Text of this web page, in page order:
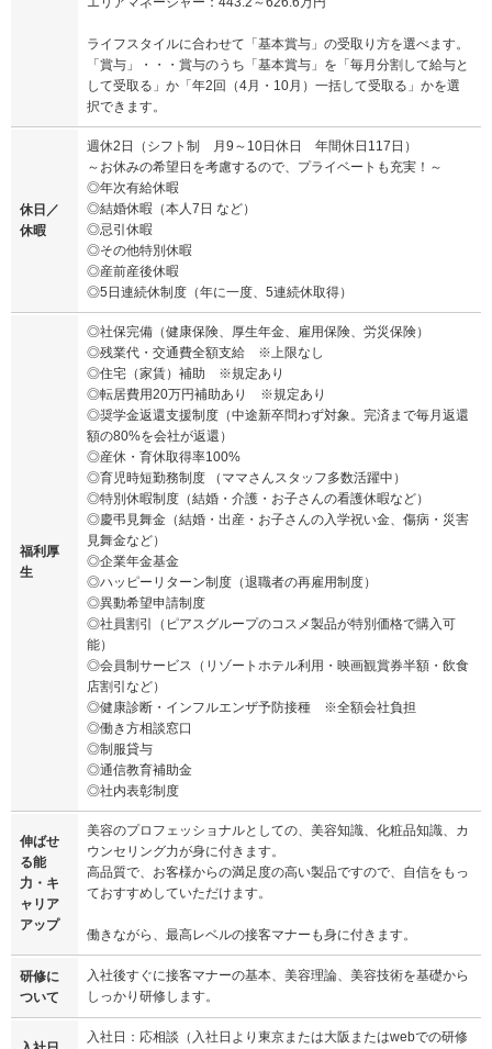
ライフスタイルに合わせて「基本賞与」の受取り方を選べます。
「賞与」・・・賞与のうち「基本賞与」を「毎月分割して給与と
して受取る」か「年2回（4月・10月）一括して受取る」かを選
択できます。
休日／
休暇
週休2日（シフト制 月9～10日休日 年間休日117日）
～お休みの希望日を考慮するので、プライベートも充実！～
◎年次有給休暇
◎結婚休暇（本人7日 など）
◎忌引休暇
◎その他特別休暇
◎産前産後休暇
◎5日連続休制度（年に一度、5連続休取得）
福利厚
生
◎社保完備（健康保険、厚生年金、雇用保険、労災保険）
◎残業代・交通費全額支給 ※上限なし
◎住宅（家賃）補助 ※規定あり
◎転居費用20万円補助あり ※規定あり
◎奨学金返還支援制度（中途新卒問わず対象。完済まで毎月返還
額の80%を会社が返還）
◎産休・育休取得率100%
◎育児時短勤務制度 （ママさんスタッフ多数活躍中）
◎特別休暇制度（結婚・介護・お子さんの看護休暇など）
◎慶弔見舞金（結婚・出産・お子さんの入学祝い金、傷病・災害
見舞金など）
◎企業年金基金
◎ハッピーリターン制度（退職者の再雇用制度）
◎異動希望申請制度
◎社員割引（ピアスグループのコスメ製品が特別価格で購入可
能）
◎会員制サービス（リゾートホテル利用・映画観賞券半額・飲食
店割引など）
◎健康診断・インフルエンザ予防接種 ※全額会社負担
◎働き方相談窓口
◎制服貸与
◎通信教育補助金
◎社内表彰制度
伸ばせ
る能
力・キ
ャリア
アップ
美容のプロフェッショナルとしての、美容知識、化粧品知識、カ
ウンセリング力が身に付きます。
高品質で、お客様からの満足度の高い製品ですので、自信をもっ
ておすすめしていただけます。
働きながら、最高レベルの接客マナーも身に付きます。
研修に
ついて
入社後すぐに接客マナーの基本、美容理論、美容技術を基礎から
しっかり研修します。
入社日：応相談（入社日より東京または大阪またはwebでの研修